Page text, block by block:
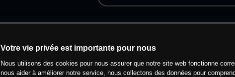
Votre vie privée est importante pour nous
Nous utilisons des cookies pour nous assurer que notre site web fonctionne
nous aider à améliorer notre service, nous collectons des données pour